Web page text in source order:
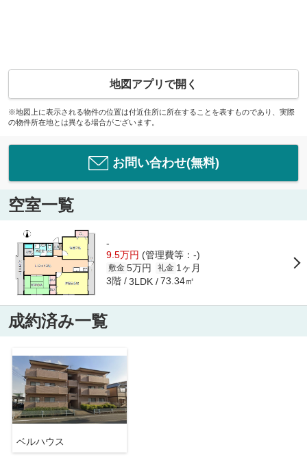
地図アプリで開く
※地図上に表示される物件の位置は付近住所に所在することを表すものであり、実際
の物件所在地とは異なる場合がございます。
お問い合わせ(無料)
空室一覧
-
9.5万円 (管理費等：-)
敷金 5万円 礼金 1ヶ月
3階 3LDK 73.34㎡
成約済み一覧
ベルハウス